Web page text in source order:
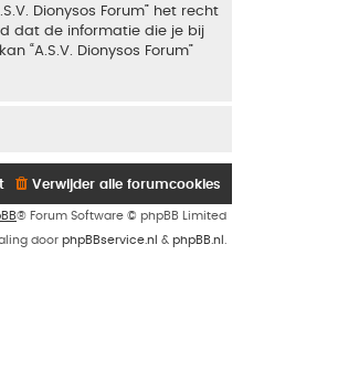
Dionysos Forum” het recht
dat de informatie die je bij
“A.S.V. Dionysos Forum”
Verwijder alle forumcookies
® Forum Software © phpBB Limited
door phpBBservice.nl & phpBB.nl